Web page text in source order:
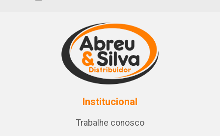
Institucional
Trabalhe conosco